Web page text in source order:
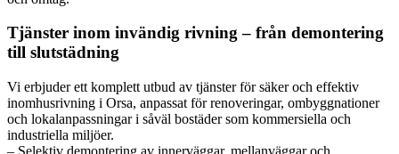
Tjänster inom invändig rivning – från demontering
till slutstädning
Vi erbjuder ett komplett utbud av tjänster för säker och effektiv
inomhusrivning i Orsa, anpassat för renoveringar, ombyggnationer
och lokalanpassningar i såväl bostäder som kommersiella och
industriella miljöer.
– Selektiv demontering av innerväggar, mellanväggar och